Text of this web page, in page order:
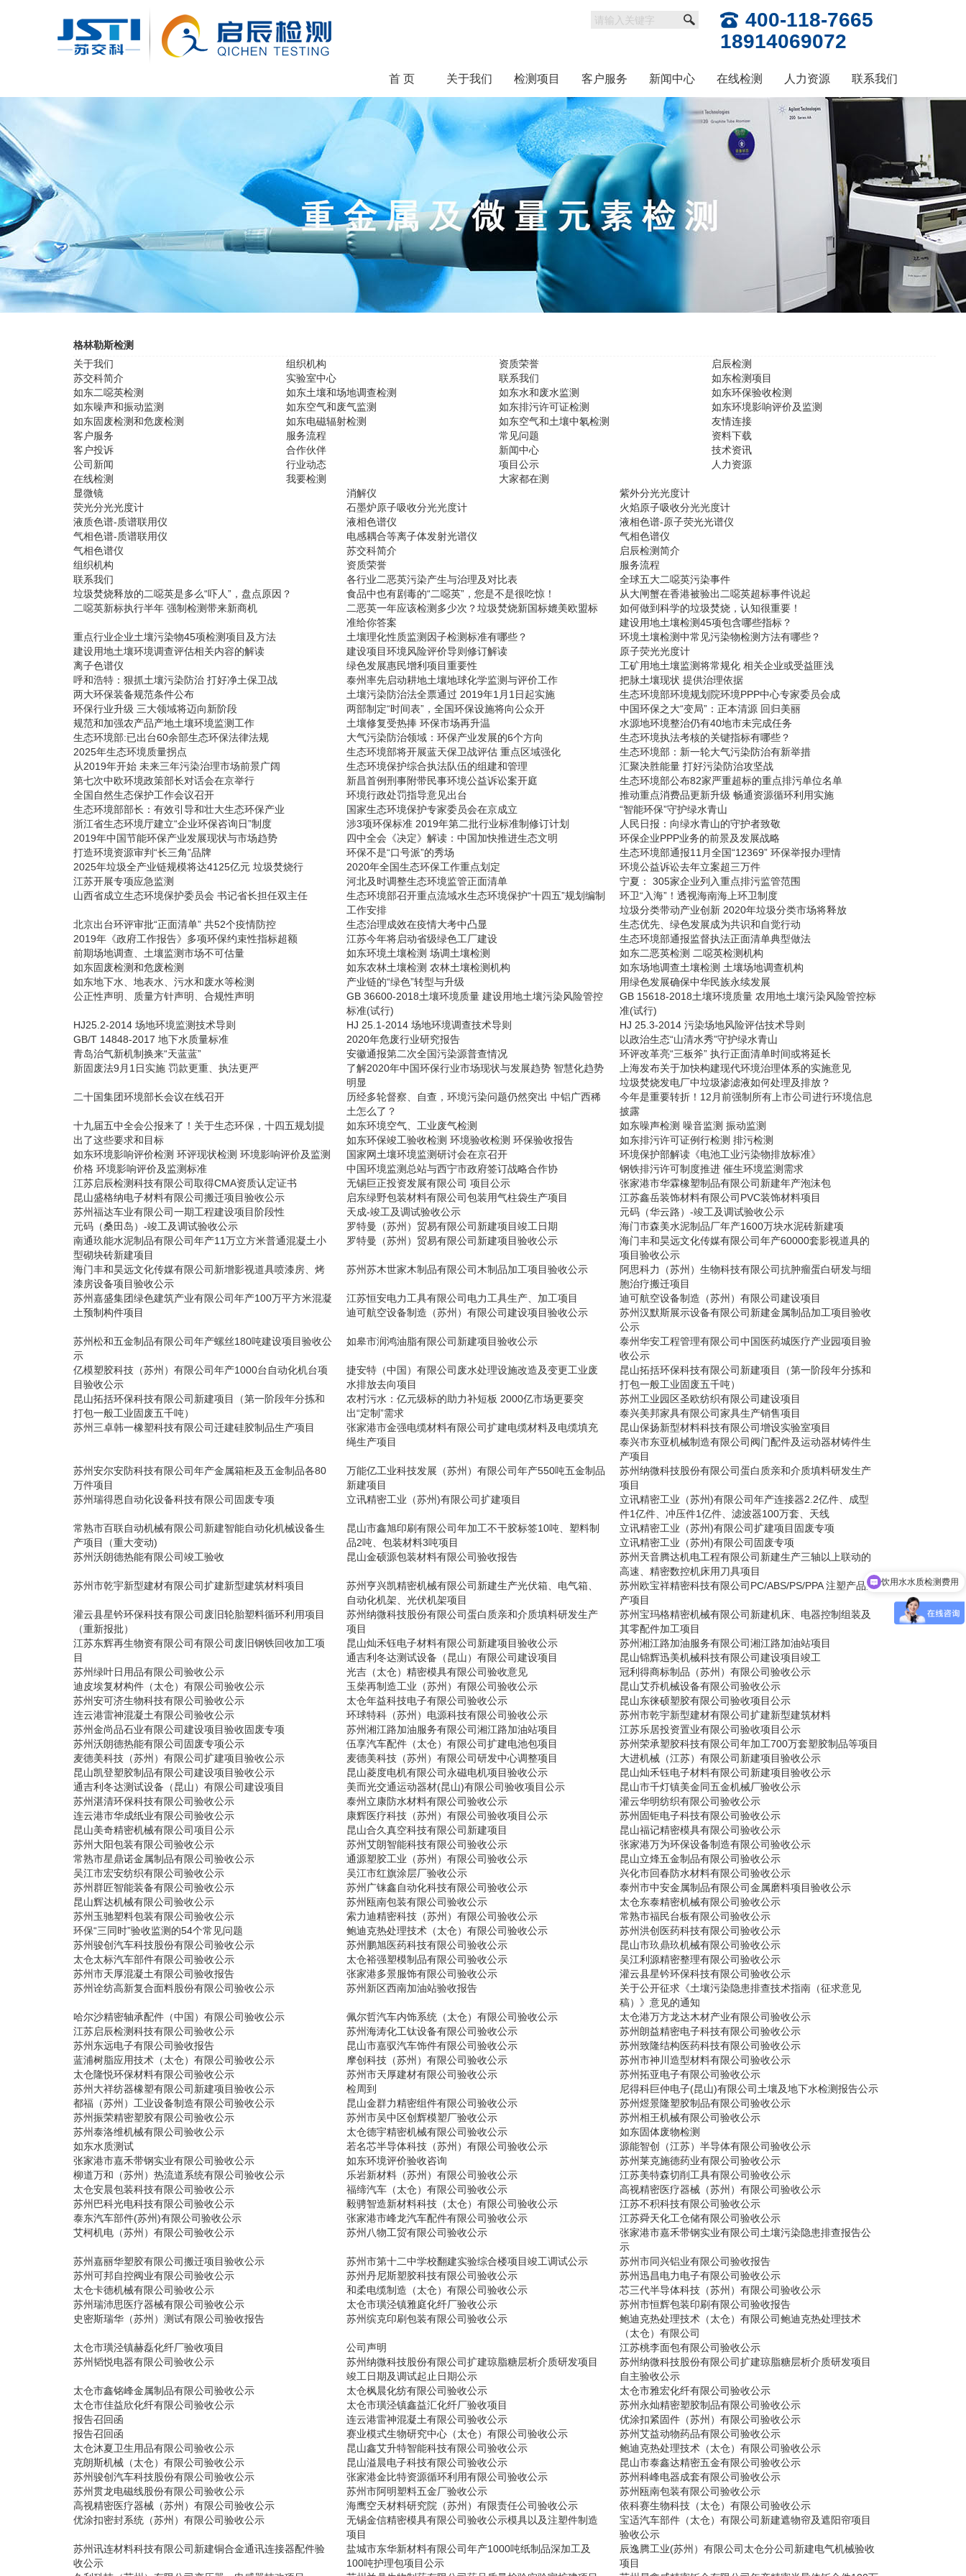
400-118-7665
18914069072
首 页 关于我们 检测项目 客户服务 新闻中心 在线检测 人力资源 联系我们
格林勒斯检测
关于我们
组织机构 资质荣誉
启辰检测
苏交科简介
实验室中心 联系我们
如东检测项目
如东二噁英检测
如东土壤和场地调查检测 如东水和废水监测
如东环保验收检测
如东噪声和振动监测
如东空气和废气监测 如东排污许可证检测
如东环境影响评价及监测
如东固废检测和危废检测
如东电磁辐射检测 如东空气和土壤中氡检测
友情连接
客户服务
服务流程 常见问题
资料下载
客户投诉
合作伙伴 新闻中心
技术资讯
公司新闻
行业动态 项目公示
人力资源
在线检测
我要检测
大家都在测
显微镜
消解仪
紫外分光光度计
荧光分光光度计
石墨炉原子吸收分光光度计
火焰原子吸收分光光度计
液质色谱-质谱联用仪
液相色谱仪
液相色谱-原子荧光光谱仪
气相色谱-质谱联用仪
电感耦合等离子体发射光谱仪
气相色谱仪
气相色谱仪
苏交科简介
启辰检测简介
组织机构
资质荣誉
服务流程
联系我们
各行业二恶英污染产生与治理及对比表
全球五大二噁英污染事件
垃圾焚烧释放的二噁英是多么“吓人”，盘点原因？
食品中也有剧毒的“二噁英”，您是不是很吃惊！
从大闸蟹在香港被验出二噁英超标事件说起
二噁英新标执行半年 强制检测带来新商机
二恶英一年应该检测多少次？垃圾焚烧新国标媲美欧盟标
准给你答案
如何做到科学的垃圾焚烧，认知很重要！
建设用地土壤检测45项包含哪些指标？
重点行业企业土壤污染物45项检测项目及方法
土壤理化性质监测因子检测标准有哪些？
环境土壤检测中常见污染物检测方法有哪些？
建设用地土壤环境调查评估相关内容的解读
建设项目环境风险评价导则修订解读
原子荧光光度计
离子色谱仪
绿色发展惠民增利项目重要性
工矿用地土壤监测将常规化 相关企业或受益匪浅
呼和浩特：狠抓土壤污染防治 打好净土保卫战
泰州率先启动耕地土壤地球化学监测与评价工作
把脉土壤现状 提供治理依据
两大环保装备规范条件公布
土壤污染防治法全票通过 2019年1月1日起实施
生态环境部环境规划院环境PPP中心专家委员会成
环保行业升级 三大领域将迈向新阶段
两部制定“时间表”，全国环保设施将向公众开
中国环保之大“变局”：正本清源 回归美丽
规范和加强农产品产地土壤环境监测工作
土壤修复受热捧 环保市场再升温
水源地环境整治仍有40地市未完成任务
生态环境部:已出台60余部生态环保法律法规
大气污染防治领域：环保产业发展的6个方向
生态环境执法考核的关键指标有哪些？
2025年生态环境质量拐点
生态环境部将开展蓝天保卫战评估 重点区域强化
生态环境部：新一轮大气污染防治有新举措
从2019年开始 未来三年污染治理市场前景广阔
生态环境保护综合执法队伍的组建和管理
汇聚决胜能量 打好污染防治攻坚战
第七次中欧环境政策部长对话会在京举行
新昌首例刑事附带民事环境公益诉讼案开庭
生态环境部公布82家严重超标的重点排污单位名单
全国自然生态保护工作会议召开
环境行政处罚指导意见出台
推动重点消费品更新升级 畅通资源循环利用实施
生态环境部部长：有效引导和壮大生态环保产业
国家生态环境保护专家委员会在京成立
“智能环保”守护绿水青山
浙江省生态环境厅建立“企业环保咨询日”制度
涉3项环保标准 2019年第二批行业标准制修订计划
人民日报：向绿水青山的守护者致敬
2019年中国节能环保产业发展现状与市场趋势
四中全会《决定》解读：中国加快推进生态文明
环保企业PPP业务的前景及发展战略
打造环境资源审判“长三角”品牌
环保不是“口号派”的秀场
生态环境部通报11月全国“12369” 环保举报办理情
2025年垃圾全产业链规模将达4125亿元 垃圾焚烧行
2020年全国生态环保工作重点划定
环境公益诉讼去年立案超三万件
江苏开展专项应急监测
河北及时调整生态环境监管正面清单
宁夏： 305家企业列入重点排污监管范围
山西省成立生态环境保护委员会 书记省长担任双主任
生态环境部召开重点流域水生态环境保护“十四五”规划编制
工作安排
环卫“入海”！透视海南海上环卫制度
垃圾分类带动产业创新 2020年垃圾分类市场将释放
北京出台环评审批“正面清单” 共52个疫情防控
生态治理成效在疫情大考中凸显
生态优先、绿色发展成为共识和自觉行动
2019年《政府工作报告》多项环保约束性指标超额
江苏今年将启动省级绿色工厂建设
生态环境部通报监督执法正面清单典型做法
前期场地调查、土壤监测市场不可估量
如东环境土壤检测 场调土壤检测
如东二恶英检测 二噁英检测机构
如东固废检测和危废检测
如东农林土壤检测 农林土壤检测机构
如东场地调查土壤检测 土壤场地调查机构
如东地下水、地表水、污水和废水等检测
产业链的“绿色”转型与升级
用绿色发展确保中华民族永续发展
公正性声明、质量方针声明、合规性声明
GB 36600-2018土壤环境质量 建设用地土壤污染风险管控
标准(试行)
GB 15618-2018土壤环境质量 农用地土壤污染风险管控标
准(试行)
HJ25.2-2014 场地环境监测技术导则
HJ 25.1-2014 场地环境调查技术导则
HJ 25.3-2014 污染场地风险评估技术导则
GB/T 14848-2017 地下水质量标准
2020年危废行业研究报告
以政治生态“山清水秀”守护绿水青山
青岛治气新机制换来“天蓝蓝”
安徽通报第二次全国污染源普查情况
环评改革亮“三板斧” 执行正面清单时间或将延长
新固废法9月1日实施 罚款更重、执法更严
了解2020年中国环保行业市场现状与发展趋势 智慧化趋势
明显
上海发布关于加快构建现代环境治理体系的实施意见
垃圾焚烧发电厂中垃圾渗滤液如何处理及排放？
二十国集团环境部长会议在线召开
历经多轮督察、自查，环境污染问题仍然突出 中铝广西稀
土怎么了？
今年是重要转折！12月前强制所有上市公司进行环境信息
披露
十九届五中全会公报来了！关于生态环保，十四五规划提
出了这些要求和目标
如东环境空气、工业废气检测
如东噪声检测 噪音监测 振动监测
如东环保竣工验收检测 环境验收检测 环保验收报告
如东排污许可证例行检测 排污检测
如东环境影响评价检测 环评现状检测 环境影响评价及监测
价格 环境影响评价及监测标准
国家网土壤环境监测研讨会在京召开
环境保护部解读《电池工业污染物排放标准》
中国环境监测总站与西宁市政府签订战略合作协
钢铁排污许可制度推进 催生环境监测需求
江苏启辰检测科技有限公司取得CMA资质认定证书
无锡巨正投资发展有限公司 项目公示
张家港市华霖橡塑制品有限公司新建年产泡沫包
昆山盛格纳电子材料有限公司搬迁项目验收公示
启东绿野包装材料有限公司包装用气柱袋生产项目
江苏鑫岳装饰材料有限公司PVC装饰材料项目
苏州福达车业有限公司一期工程建设项目阶段性
天成-竣工及调试验收公示
元码（华云路）-竣工及调试验收公示
元码（桑田岛）-竣工及调试验收公示
罗特曼（苏州）贸易有限公司新建项目竣工日期
海门市森美水泥制品厂年产1600万块水泥砖新建项
南通玖能水泥制品有限公司年产11万立方米普通混凝土小
型砌块砖新建项目
罗特曼（苏州）贸易有限公司新建项目验收公示
海门丰和昊远文化传媒有限公司年产60000套影视道具的
项目验收公示
海门丰和昊远文化传媒有限公司新增影视道具喷漆房、烤
漆房设备项目验收公示
苏州苏木世家木制品有限公司木制品加工项目验收公示
阿思科力（苏州）生物科技有限公司抗肿瘤蛋白研发与细
胞治疗搬迁项目
苏州嘉盛集团绿色建筑产业有限公司年产100万平方米混凝
土预制构件项目
江苏恒安电力工具有限公司电力工具生产、加工项目
迪可航空设备制造（苏州）有限公司建设项目
迪可航空设备制造（苏州）有限公司建设项目验收公示
苏州汉默斯展示设备有限公司新建金属制品加工项目验收
公示
苏州松和五金制品有限公司年产螺丝180吨建设项目验收公
示
如皋市润鸿油脂有限公司新建项目验收公示
泰州华安工程管理有限公司中国医药城医疗产业园项目验
收公示
亿模塑胶科技（苏州）有限公司年产1000台自动化机台项
目验收公示
捷安特（中国）有限公司废水处理设施改造及变更工业废
水排放去向项目
昆山拓括环保科技有限公司新建项目（第一阶段年分拣和
打包一般工业固废五千吨）
昆山拓括环保科技有限公司新建项目（第一阶段年分拣和
打包一般工业固废五千吨）
农村污水：亿元级标的助力补短板 2000亿市场更要突
出“定制”需求
苏州工业园区圣欧纺织有限公司建设项目
泰兴美邦家具有限公司家具生产销售项目
苏州三卓韩一橡塑科技有限公司迁建硅胶制品生产项目
张家港市金强电缆材料有限公司扩建电缆材料及电缆填充
绳生产项目
昆山保扬新型材料科技有限公司增设实验室项目
泰兴市东亚机械制造有限公司阀门配件及运动器材铸件生
产项目
苏州安尔安防科技有限公司年产金属箱柜及五金制品各80
万件项目
万能亿工业科技发展（苏州）有限公司年产550吨五金制品
新建项目
苏州纳微科技股份有限公司蛋白质亲和介质填料研发生产
项目
苏州瑞得恩自动化设备科技有限公司固废专项
立讯精密工业（苏州)有限公司扩建项目
立讯精密工业（苏州)有限公司年产连接器2.2亿件、成型
件1亿件、冲压件1亿件、滤波器100万套、天线
常熟市百联自动机械有限公司新建智能自动化机械设备生
产项目（重大变动)
昆山市鑫旭印刷有限公司年加工不干胶标签10吨、塑料制
品2吨、包装材料3吨项目
立讯精密工业（苏州)有限公司扩建项目固废专项
立讯精密工业（苏州)有限公司固废专项
苏州沃朗德热能有限公司竣工验收
昆山金硕源包装材料有限公司验收报告
苏州天音腾达机电工程有限公司新建生产三轴以上联动的
高速、精密数控机床用刀具项目
苏州市乾宇新型建材有限公司扩建新型建筑材料项目
苏州亨兴凯精密机械有限公司新建生产光伏箱、电气箱、
自动化机架、光伏机架项目
苏州欧宝祥精密科技有限公司PC/ABS/PS/PPA 注塑产品生
产项目
灌云县星钤环保科技有限公司废旧轮胎塑料循环利用项目
（重新报批）
苏州纳微科技股份有限公司蛋白质亲和介质填料研发生产
项目
苏州宝玛格精密机械有限公司新建机床、电器控制组装及
其零配件加工项目
江苏东辉再生物资有限公司有限公司废旧钢铁回收加工项
目
昆山灿禾钰电子材料有限公司新建项目验收公示
苏州湘江路加油服务有限公司湘江路加油站项目
通吉利冬达测试设备（昆山）有限公司建设项目
昆山锦辉迅美机械科技有限公司建设项目竣工
苏州绿叶日用品有限公司验收公示
光吉（太仓）精密模具有限公司验收意见
冠利得商标制品（苏州）有限公司验收公示
迪皮埃复材构件（太仓）有限公司验收公示
玉柴再制造工业（苏州）有限公司验收公示
昆山艾乔机械设备有限公司验收公示
苏州安可济生物科技有限公司验收公示
太仓年益科技电子有限公司验收公示
昆山东徕硕塑胶有限公司验收项目公示
连云港雷神混凝土有限公司验收公示
环球特科（苏州）电源科技有限公司验收公示
苏州市乾宇新型建材有限公司扩建新型建筑材料
苏州金尚品石业有限公司建设项目验收固废专项
苏州湘江路加油服务有限公司湘江路加油站项目
江苏乐居投资置业有限公司验收项目公示
苏州沃朗德热能有限公司固废专项公示
伍享汽车配件（太仓）有限公司扩建电池包项目
苏州荣承塑胶科技有限公司年加工700万套塑胶制品等项目
麦德美科技（苏州）有限公司扩建项目验收公示
麦德美科技（苏州）有限公司研发中心调整项目
大进机械（江苏）有限公司新建项目验收公示
昆山凯登塑胶制品有限公司建设项目验收公示
昆山菱度电机有限公司永磁电机项目验收公示
昆山灿禾钰电子材料有限公司新建项目验收公示
通吉利冬达测试设备（昆山）有限公司建设项目
美而光交通运动器材(昆山)有限公司验收项目公示
昆山市千灯镇美金同五金机械厂验收公示
苏州湛清环保科技有限公司验收公示
泰州立康防水材料有限公司验收公示
灌云华明纺织有限公司验收公示
连云港市华成纸业有限公司验收公示
康辉医疗科技（苏州）有限公司验收项目公示
苏州固钜电子科技有限公司验收公示
昆山美奇精密机械有限公司项目公示
昆山合久真空科技有限公司新建项目
昆山福记精密模具有限公司验收公示
苏州大阳包装有限公司验收公示
苏州艾朗智能科技有限公司验收公示
张家港万为环保设备制造有限公司验收公示
常熟市星鼎诺金属制品有限公司验收公示
通源塑胶工业（苏州）有限公司验收公示
昆山立烽五金制品有限公司验收公示
吴江市宏安纺织有限公司验收公示
吴江市红旗涂层厂验收公示
兴化市回春防水材料有限公司验收公示
苏州群匠智能装备有限公司验收公示
苏州广铼鑫自动化科技有限公司验收公示
泰州市中安金属制品有限公司金属磨料项目验收公示
昆山辉达机械有限公司验收公示
苏州瓯南包装有限公司验收公示
太仓东泰精密机械有限公司验收公示
苏州玉驰塑料包装有限公司验收公示
索力迪精密科技（苏州）有限公司验收公示
常熟市福民台板有限公司验收公示
环保“三同时”验收监测的54个常见问题
鲍迪克热处理技术（太仓）有限公司验收公示
苏州洪创医药科技有限公司验收公示
苏州骏创汽车科技股份有限公司验收公示
苏州鹏旭医药科技有限公司验收公示
昆山市玖鼎玖机械有限公司验收公示
太仓太标汽车部件有限公司验收公示
太仓裕强塑模制品有限公司验收公示
吴江利源精密整理有限公司验收公示
苏州市天厚混凝土有限公司验收报告
张家港多景服饰有限公司验收公示
灌云县星钤环保科技有限公司验收公示
苏州诠纺高新复合面料股份有限公司验收公示
苏州新区西南加油站验收报告
关于公开征求《土壤污染隐患排查技术指南（征求意见
稿）》意见的通知
哈尔沙精密轴承配件（中国）有限公司验收公示
佩尔哲汽车内饰系统（太仓）有限公司验收公示
太仓港万方龙达木材产业有限公司验收公示
江苏启辰检测科技有限公司验收公示
苏州海涛化工钛设备有限公司验收公示
苏州朗益精密电子科技有限公司验收公示
苏州东远电子有限公司验收报告
昆山市嘉驭汽车饰件有限公司验收公示
苏州致隆结构医药科技有限公司验收公示
蓝浦树脂应用技术（太仓）有限公司验收公示
摩创科技（苏州）有限公司验收公示
苏州市神川造型材料有限公司验收公示
太仓隆悦环保材料有限公司验收公示
苏州市天厚建材有限公司验收公示
苏州拓亚电子有限公司验收公示
苏州大祥纺器橡塑有限公司新建项目验收公示
检周到
尼得科巨仲电子(昆山)有限公司土壤及地下水检测报告公示
都福（苏州）工业设备制造有限公司验收公示
昆山金群力精密组件有限公司验收公示
苏州煜景隆塑胶制品有限公司验收公示
苏州振荣精密塑胶有限公司验收公示
苏州市吴中区创辉模塑厂验收公示
苏州相王机械有限公司验收公示
苏州泰洛维机械有限公司验收公示
太仓德宇精密机械有限公司验收公示
如东固体废物检测
如东水质测试
若名芯半导体科技（苏州）有限公司验收公示
源能智创（江苏）半导体有限公司验收公示
张家港市嘉禾带钢实业有限公司验收公示
如东环境评价验收咨询
苏州莱克施德药业有限公司验收公示
柳道万和（苏州）热流道系统有限公司验收公示
乐岩新材料（苏州）有限公司验收公示
江苏美特森切削工具有限公司验收公示
太仓安晨包装科技有限公司验收公示
福缔汽车（太仓）有限公司验收公示
高视精密医疗器械（苏州）有限公司验收公示
苏州巴科光电科技有限公司验收公示
毅骋智造新材料科技（太仓）有限公司验收公示
江苏不积科技有限公司验收公示
泰东汽车部件(苏州)有限公司验收公示
张家港市峰龙汽车配件有限公司验收公示
江苏舜天化工仓储有限公司验收公示
艾柯机电（苏州）有限公司验收公示
苏州八物工贸有限公司验收公示
张家港市嘉禾带钢实业有限公司土壤污染隐患排查报告公
示
苏州嘉丽华塑胶有限公司搬迁项目验收公示
苏州市第十二中学校翻建实验综合楼项目竣工调试公示
苏州市同兴铝业有限公司验收报告
苏州可邦自控阀业有限公司验收公示
苏州丹尼斯塑胶科技有限公司验收公示
苏州迅昌电力电子有限公司验收公示
太仓卡德机械有限公司验收公示
和柔电缆制造（太仓）有限公司验收公示
芯三代半导体科技（苏州）有限公司验收公示
苏州瑞沛思医疗器械有限公司验收公示
太仓市璜泾镇雅庭化纤厂验收公示
苏州市恒辉包装印刷有限公司验收报告
史密斯瑞华（苏州）测试有限公司验收报告
苏州缤克印刷包装有限公司验收公示
鲍迪克热处理技术（太仓）有限公司鲍迪克热处理技术
（太仓）有限公司
太仓市璜泾镇赫磊化纤厂验收项目
公司声明
江苏桃李面包有限公司验收公示
苏州韬悦电器有限公司验收公示
苏州纳微科技股份有限公司扩建琼脂糖层析介质研发项目
竣工日期及调试起止日期公示
苏州纳微科技股份有限公司扩建琼脂糖层析介质研发项目
自主验收公示
太仓市鑫铭峰金属制品有限公司验收公示
太仓枫晨化纺有限公司验收公示
太仓市雅宏化纤有限公司验收公示
太仓市佳益欣化纤有限公司验收公示
太仓市璜泾镇鑫益汇化纤厂验收项目
苏州永灿精密塑胶制品有限公司验收公示
报告召回函
连云港雷神混凝土有限公司验收公示
优涂扣紧固件（苏州）有限公司验收公示
报告召回函
赛业模式生物研究中心（太仓）有限公司验收公示
苏州艾益动物药品有限公司验收公示
太仓沐夏卫生用品有限公司验收公示
昆山鑫艾升特智能科技有限公司验收公示
鲍迪克热处理技术（太仓）有限公司验收公示
克朗斯机械（太仓）有限公司验收公示
昆山溢晨电子科技有限公司验收公示
昆山市泰鑫达精密五金有限公司验收公示
苏州骏创汽车科技股份有限公司验收公示
张家港金比特资源循环利用有限公司验收公示
苏州科峰电器成套有限公司验收公示
苏州贯龙电磁线股份有限公司验收公示
苏州市阿明塑料五金厂验收公示
苏州瓯南包装有限公司验收公示
高视精密医疗器械（苏州）有限公司验收公示
海鹰空天材料研究院（苏州）有限责任公司验收公示
依科赛生物科技（太仓）有限公司验收公示
优涂扣密封系统（苏州）有限公司验收公示
无锡金信精密模具有限公司验收公示模具以及注塑件制造
项目
宝适汽车部件（太仓）有限公司新建遮物帘及遮阳帘项目
验收公示
苏州讯连材料科技有限公司新建铜合金通讯连接器配件验
收公示
盐城市东华新材料有限公司年产1000吨纸制品深加工及
100吨护理包项目公示
辰逸腾工业(苏州）有限公司太仓分公司新建电气机械验收
项目
饮用水水质检测费用